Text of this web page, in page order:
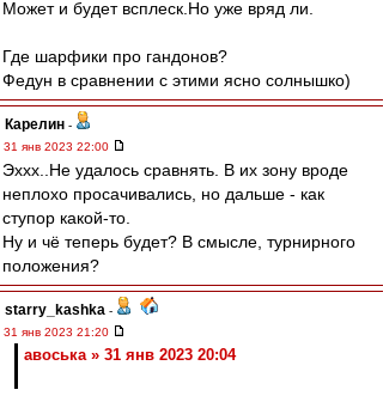
Может и будет всплеск.Но уже вряд ли.
Где шарфики про гандонов?
Федун в сравнении с этими ясно солнышко)
Карелин -
31 янв 2023 22:00
Эххх..Не удалось сравнять. В их зону вроде
неплохо просачивались, но дальше - как
ступор какой-то.
Ну и чё теперь будет? В смысле, турнирного
положения?
starry_kashka -
31 янв 2023 21:20
авоська » 31 янв 2023 20:04